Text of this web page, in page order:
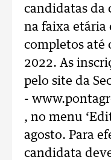
candidatas da
na faixa etária
completos até
2022. As
pelo site da
-
, no menu
agosto. Para
candidata